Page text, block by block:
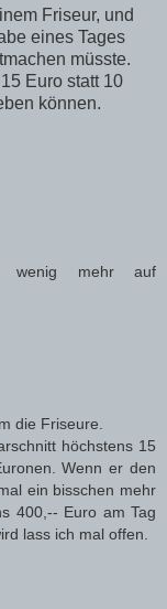
Friseur, und
eines Tages
müsste.
Euro statt 10
können.
wenig mehr auf
die Friseure.
höchstens 15
Wenn er den
ein bisschen mehr
400,-- Euro am Tag
lass ich mal offen.